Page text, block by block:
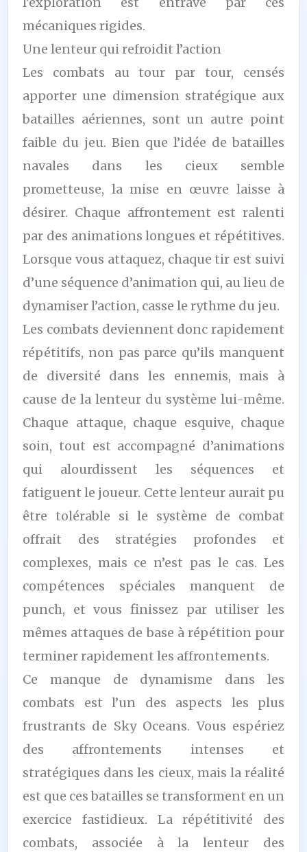
mécaniques rigides.
Une lenteur qui refroidit l’action
Les combats au tour par tour, censés
apporter une dimension stratégique aux
batailles aériennes, sont un autre point
faible du jeu. Bien que l’idée de batailles
navales dans les cieux semble
prometteuse, la mise en œuvre laisse à
désirer. Chaque affrontement est ralenti
par des animations longues et répétitives.
Lorsque vous attaquez, chaque tir est suivi
d’une séquence d’animation qui, au lieu de
dynamiser l’action, casse le rythme du jeu.
Les combats deviennent donc rapidement
répétitifs, non pas parce qu’ils manquent
de diversité dans les ennemis, mais à
cause de la lenteur du système lui-même.
Chaque attaque, chaque esquive, chaque
soin, tout est accompagné d’animations
qui alourdissent les séquences et
fatiguent le joueur. Cette lenteur aurait pu
être tolérable si le système de combat
offrait des stratégies profondes et
complexes, mais ce n’est pas le cas. Les
compétences spéciales manquent de
punch, et vous finissez par utiliser les
mêmes attaques de base à répétition pour
terminer rapidement les affrontements.
Ce manque de dynamisme dans les
combats est l’un des aspects les plus
frustrants de Sky Oceans. Vous espériez
des affrontements intenses et
stratégiques dans les cieux, mais la réalité
est que ces batailles se transforment en un
exercice fastidieux. La répétitivité des
combats, associée à la lenteur des